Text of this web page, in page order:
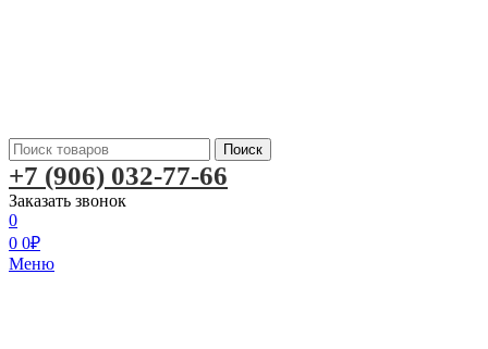
Поиск
+7 (906) 032-77-66
Заказать звонок
0
0 0₽
Меню